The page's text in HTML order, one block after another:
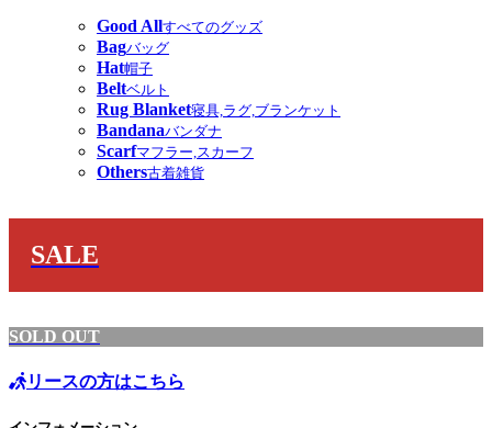
Good Allすべてのグッズ
Bagバッグ
Hat帽子
Beltベルト
Rug Blanket寝具,ラグ,ブランケット
Bandanaバンダナ
Scarfマフラー,スカーフ
Others古着雑貨
SALE
SOLD OUT
リースの方はこちら